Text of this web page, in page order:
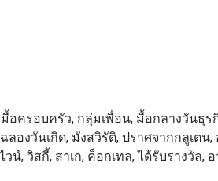
ละฤดูใบไม้ร่วง ทุกจานได้รับการปรุง
งต่อสัปดาห์
รับประทานอาหารที่มีระดับและหลาก
58 คน พร้อมเลือกนั่งที่โต๊ะสไตล์ตะวั
กระหว่างห้องสไตล์ญี่ปุ่น 2 ห้อง (ห้องล
อครอบครัว, กลุ่มเพื่อน, มื้อกลางวันธุร
ลองวันเกิด, มังสวิรัติ, ปราศจากกลูเต
วน์, วิสกี้, สาเก, ค็อกเทล, ได้รับรางวัล,